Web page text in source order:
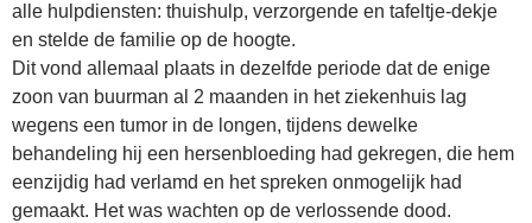
alle hulpdiensten: thuishulp, verzorgende en tafeltje-dekje
en stelde de familie op de hoogte.
Dit vond allemaal plaats in dezelfde periode dat de enige
zoon van buurman al 2 maanden in het ziekenhuis lag
wegens een tumor in de longen, tijdens dewelke
behandeling hij een hersenbloeding had gekregen, die hem
eenzijdig had verlamd en het spreken onmogelijk had
gemaakt. Het was wachten op de verlossende dood.